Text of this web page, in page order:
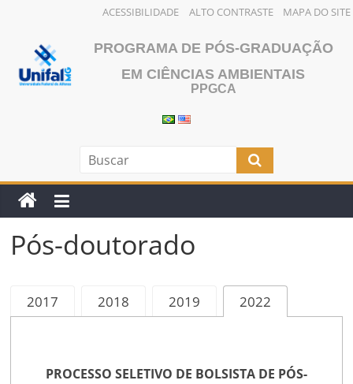
ACESSIBILIDADE ALTO CONTRASTE MAPA DO SITE
conteúdo
PROGRAMA DE PÓS-GRADUAÇÃO
EM CIÊNCIAS AMBIENTAIS
PPGCA
Pós-doutorado
2017 2018 2019 2022
PROCESSO SELETIVO DE BOLSISTA DE PÓS-